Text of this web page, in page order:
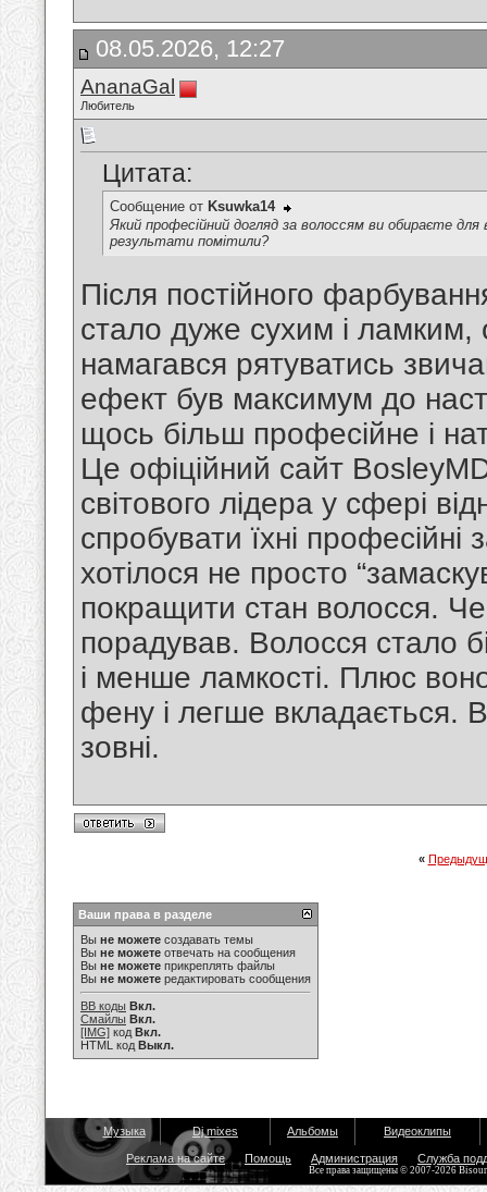
08.05.2026, 12:27
AnanaGal
Любитель
Цитата:
Сообщение от Ksuwka14
Який професійний догляд за волоссям ви обираєте для
результати помітили?
Після постійного
стало дуже сухим і ламким,
намагався рятуватись
ефект був максимум до
щось більш професійне і
Це офіційний сайт
світового лідера у сфері
спробувати їхні
хотілося не просто
покращити стан волосся.
порадував. Волосся стало
і менше ламкості. Плюс
фену і легше вкладається.
зовні.
«
Ваши права в разделе
Вы не можете создавать темы
Вы не можете отвечать на сообщения
Вы не можете прикреплять файлы
Вы не можете редактировать сообщения
BB коды Вкл.
Смайлы Вкл.
[IMG] код Вкл.
HTML код Выкл.
Музыка Dj mixes Альбомы Видеоклипы
Реклама на сайте Помощь Администрация Служба
Все права защищены © 2007-2026